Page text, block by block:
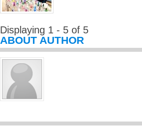
Displaying 1 - 5 of 5
ABOUT AUTHOR